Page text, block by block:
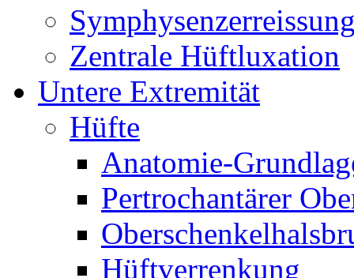
Zentrale Hüftluxation
Untere Extremität
Hüfte
Anatomie-
Pertrochantärer
Hüftverrenkung